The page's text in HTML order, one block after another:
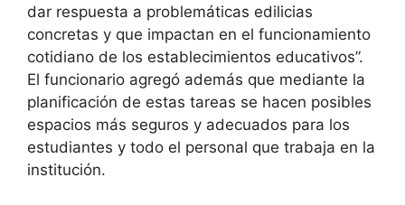
dar respuesta a problemáticas edilicias
concretas y que impactan en el funcionamiento
cotidiano de los establecimientos educativos”.
El funcionario agregó además que mediante la
planificación de estas tareas se hacen posibles
espacios más seguros y adecuados para los
estudiantes y todo el personal que trabaja en la
institución.